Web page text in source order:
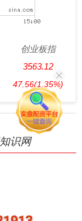
创业板指
3563.12
47.56(1.35%)
识网